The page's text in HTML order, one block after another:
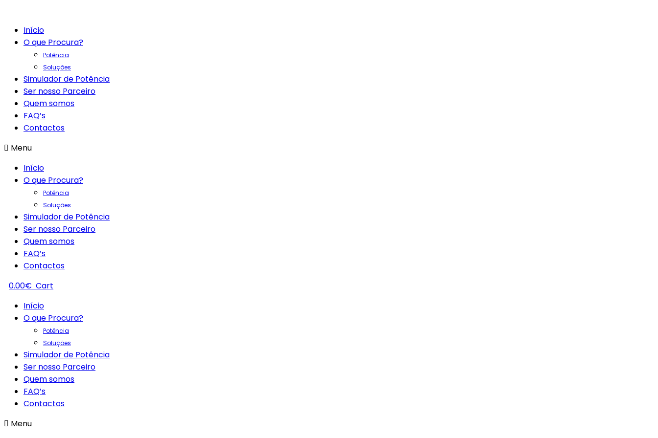
Início
O que Procura?
Potência
Soluções
Simulador de Potência
Ser nosso Parceiro
Quem somos
FAQ’s
Contactos
Menu
Início
O que Procura?
Potência
Soluções
Simulador de Potência
Ser nosso Parceiro
Quem somos
FAQ’s
Contactos
0.00€ Cart
Início
O que Procura?
Potência
Soluções
Simulador de Potência
Ser nosso Parceiro
Quem somos
FAQ’s
Contactos
Menu